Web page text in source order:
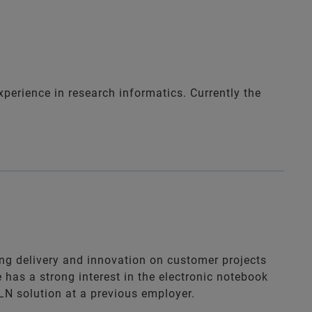
in research informatics. Currently the
delivery and innovation on customer projects
a strong interest in the electronic notebook
solution at a previous employer.